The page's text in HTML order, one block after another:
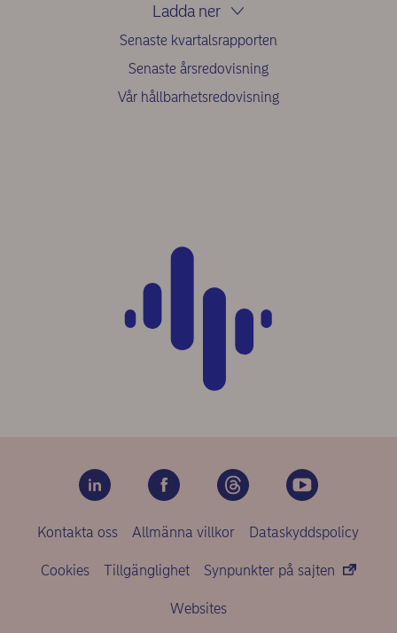
Ladda ner
Senaste kvartalsrapporten
Senaste årsredovisning
Vår hållbarhetsredovisning
Kontakta oss Allmänna villkor Dataskyddspolicy
Cookies Tillgänglighet Synpunkter på sajten
Websites